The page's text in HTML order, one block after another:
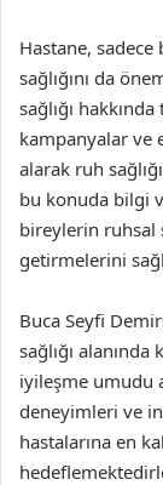
Hastane,
sağlığını da
sağlığı
kampanyalar ve
alarak ruh
bu konuda bilgi
bireylerin ruhsal
getirmelerini
Buca Seyfi
sağlığı
iyileşme umudu
deneyimleri ve
hastalarına en